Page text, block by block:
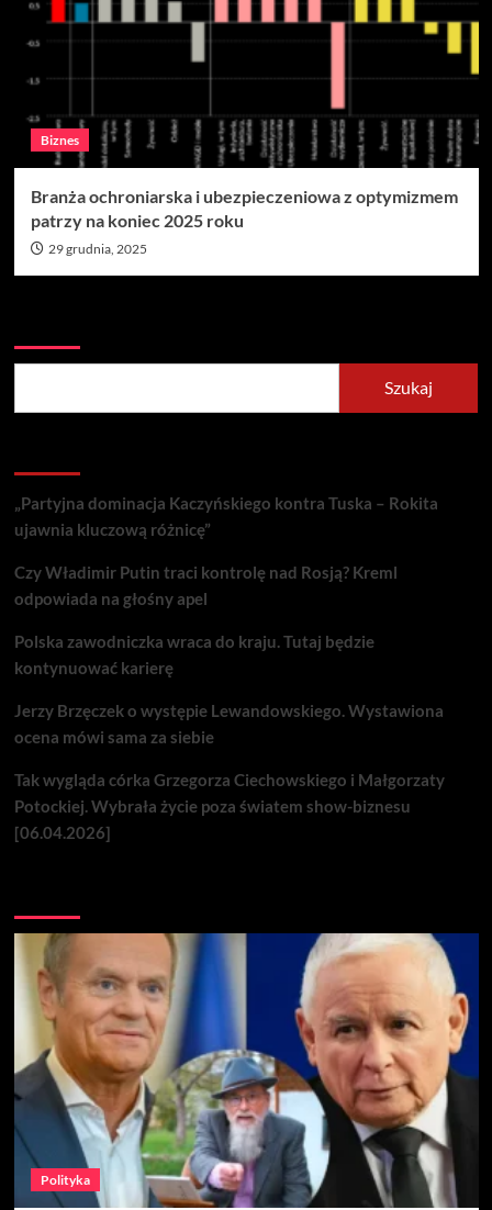
Biznes
Branża ochroniarska i ubezpieczeniowa z optymizmem
patrzy na koniec 2025 roku
29 grudnia, 2025
Szukaj
„Partyjna dominacja Kaczyńskiego kontra Tuska – Rokita
ujawnia kluczową różnicę”
Czy Władimir Putin traci kontrolę nad Rosją? Kreml
odpowiada na głośny apel
Polska zawodniczka wraca do kraju. Tutaj będzie
kontynuować karierę
Jerzy Brzęczek o występie Lewandowskiego. Wystawiona
ocena mówi sama za siebie
Tak wygląda córka Grzegorza Ciechowskiego i Małgorzaty
Potockiej. Wybrała życie poza światem show-biznesu
[06.04.2026]
Polityka